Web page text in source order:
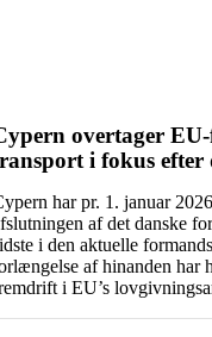
overtager
i fokus
har pr. 1. januar
af det danske
i den aktuelle
af hinanden har
i EU’s